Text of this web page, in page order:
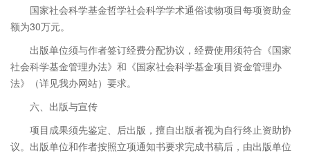
国家社会科学基金哲学社会科学学术通俗读物项目每项资助金
额为30万元。
出版单位须与作者签订经费分配协议，经费使用须符合《国家
社会科学基金管理办法》和《国家社会科学基金项目资金管理办
法》（详见我办网站）要求。
六、出版与宣传
项目成果须先鉴定、后出版，擅自出版者视为自行终止资助协
议。出版单位和作者按照立项通知书要求完成书稿后，由出版单位